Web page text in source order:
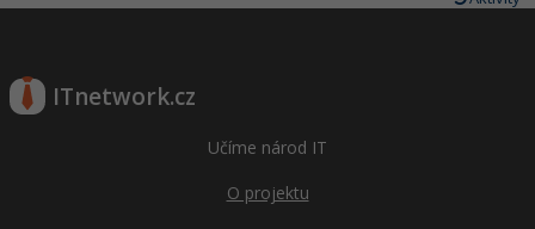
ITnetwork.cz
Učíme národ IT
O projektu